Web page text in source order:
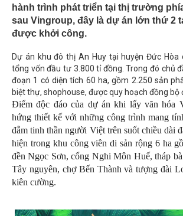
hành trình phát triển tại thị trường
sau Vingroup, đây là dự án lớn thứ 2
được khởi công.
Dự án khu đô thị An Huy tại huyện Đức Hòa
tổng vốn đầu tư 3.800 tỉ đồng. Trong đó chủ
đoạn 1 có diện tích 60 ha, gồm 2.250 sản
biệt thự, shophouse, được quy hoạch đồng bộ
Điểm độc đáo của dự án khi lấy văn hóa
hứng thiết kế với những công trình mang
đẫm tinh thần người Việt trên suốt chiều dài
hiện trong khu công viên di sản rộng 6 ha
đền Ngọc Sơn, cổng Nghi Môn Huế, tháp
Tây nguyên, chợ Bến Thành và tượng đài
kiên cường.